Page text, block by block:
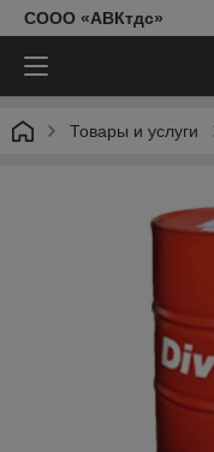
СООО «АВКтдс»
Товары и услуги